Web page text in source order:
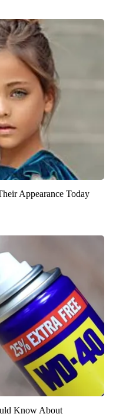
Appearance Today
Know About